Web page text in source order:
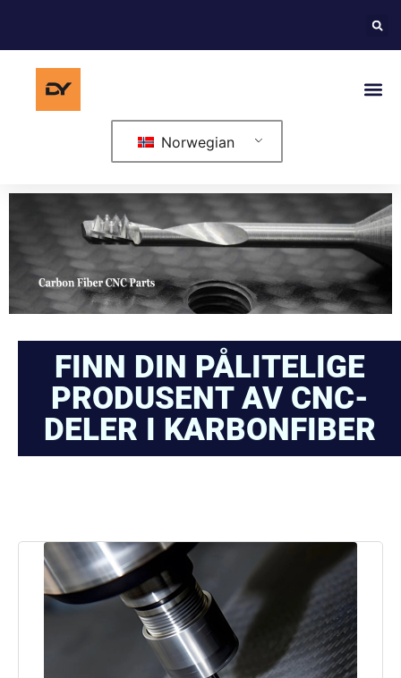
Norwegian
FINN DIN PÅLITELIGE
PRODUSENT AV CNC-
DELER I KARBONFIBER